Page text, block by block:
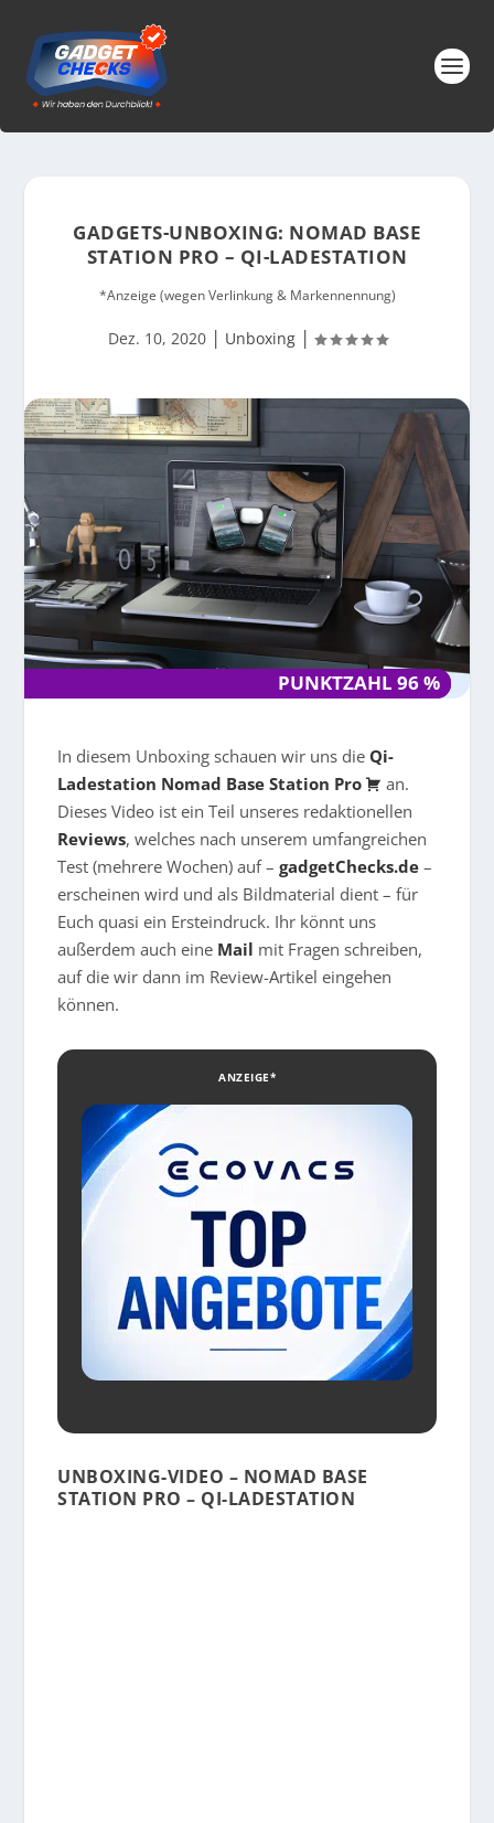
GADGETS-UNBOXING: NOMAD BASE
STATION PRO – QI-LADESTATION
*Anzeige (wegen Verlinkung & Markennennung)
Dez. 10, 2020| Unboxing|
PUNKTZAHL 96 %
PUNKTZAHL 96 %
In diesem Unboxing schauen wir uns die Qi-
Ladestation Nomad Base Station Pro
an.
Dieses Video ist ein Teil unseres redaktionellen
Reviews, welches nach unserem umfangreichen
Test (mehrere Wochen) auf –gadgetChecks.de –
erscheinen wird und als Bildmaterial dient – für
Euch quasi ein Ersteindruck. Ihr könnt uns
außerdem auch eine Mail mit Fragen schreiben,
auf die wir dann im Review-Artikel eingehen
können.
ANZEIGE*
UNBOXING-VIDEO – NOMAD BASE
STATION PRO – QI-LADESTATION